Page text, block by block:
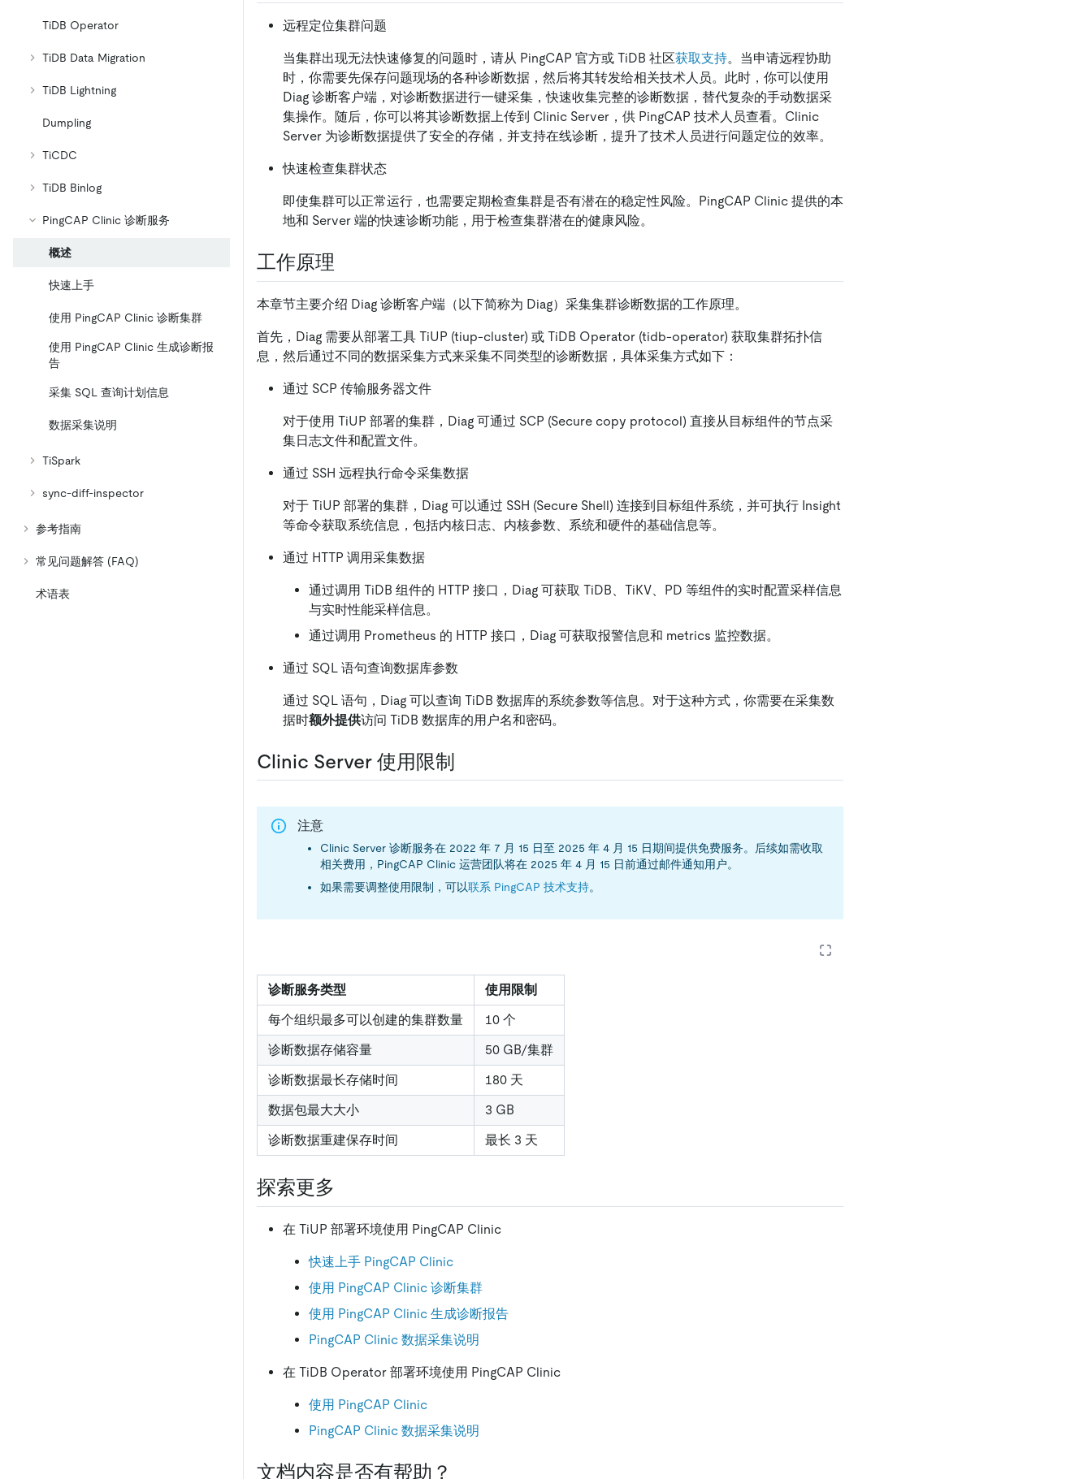
TiDB Operator
TiDB Data Migration
TiDB Lightning
Dumpling
TiCDC
TiDB Binlog
PingCAP Clinic 诊断服务
概述
快速上手
使用 PingCAP Clinic 诊断集群
使用 PingCAP Clinic 生成诊断报
告
采集 SQL 查询计划信息
数据采集说明
TiSpark
sync-diff-inspector
参考指南
常见问题解答 (FAQ)
术语表
远程定位集群问题
当集群出现无法快速修复的问题时，请从 PingCAP 官方或 TiDB 社区获取支持。当申请远程协助
时，你需要先保存问题现场的各种诊断数据，然后将其转发给相关技术人员。此时，你可以使用
Diag 诊断客户端，对诊断数据进行一键采集，快速收集完整的诊断数据，替代复杂的手动数据采
集操作。随后，你可以将其诊断数据上传到 Clinic Server，供 PingCAP 技术人员查看。Clinic
Server 为诊断数据提供了安全的存储，并支持在线诊断，提升了技术人员进行问题定位的效率。
快速检查集群状态
即使集群可以正常运行，也需要定期检查集群是否有潜在的稳定性风险。PingCAP Clinic 提供的本
地和 Server 端的快速诊断功能，用于检查集群潜在的健康风险。
工作原理
本章节主要介绍 Diag 诊断客户端（以下简称为 Diag）采集集群诊断数据的工作原理。
首先，Diag 需要从部署工具 TiUP (tiup-cluster) 或 TiDB Operator (tidb-operator) 获取集群拓扑信
息，然后通过不同的数据采集方式来采集不同类型的诊断数据，具体采集方式如下：
通过 SCP 传输服务器文件
对于使用 TiUP 部署的集群，Diag 可通过 SCP (Secure copy protocol) 直接从目标组件的节点采
集日志文件和配置文件。
通过 SSH 远程执行命令采集数据
对于 TiUP 部署的集群，Diag 可以通过 SSH (Secure Shell) 连接到目标组件系统，并可执行 Insight
等命令获取系统信息，包括内核日志、内核参数、系统和硬件的基础信息等。
通过 HTTP 调用采集数据
通过调用 TiDB 组件的 HTTP 接口，Diag 可获取 TiDB、TiKV、PD 等组件的实时配置采样信息
与实时性能采样信息。
通过调用 Prometheus 的 HTTP 接口，Diag 可获取报警信息和 metrics 监控数据。
通过 SQL 语句查询数据库参数
通过 SQL 语句，Diag 可以查询 TiDB 数据库的系统参数等信息。对于这种方式，你需要在采集数
据时额外提供访问 TiDB 数据库的用户名和密码。
Clinic Server 使用限制
注意
Clinic Server 诊断服务在 2022 年 7 月 15 日至 2025 年 4 月 15 日期间提供免费服务。后续如需收取
相关费用，PingCAP Clinic 运营团队将在 2025 年 4 月 15 日前通过邮件通知用户。
如果需要调整使用限制，可以联系 PingCAP 技术支持。
诊断服务类型
使用限制
每个组织最多可以创建的集群数量
10 个
诊断数据存储容量
50 GB/集群
诊断数据最长存储时间
180 天
数据包最大大小
3 GB
诊断数据重建保存时间
最长 3 天
探索更多
在 TiUP 部署环境使用 PingCAP Clinic
快速上手 PingCAP Clinic
使用 PingCAP Clinic 诊断集群
使用 PingCAP Clinic 生成诊断报告
PingCAP Clinic 数据采集说明
在 TiDB Operator 部署环境使用 PingCAP Clinic
使用 PingCAP Clinic
PingCAP Clinic 数据采集说明
文档内容是否有帮助？